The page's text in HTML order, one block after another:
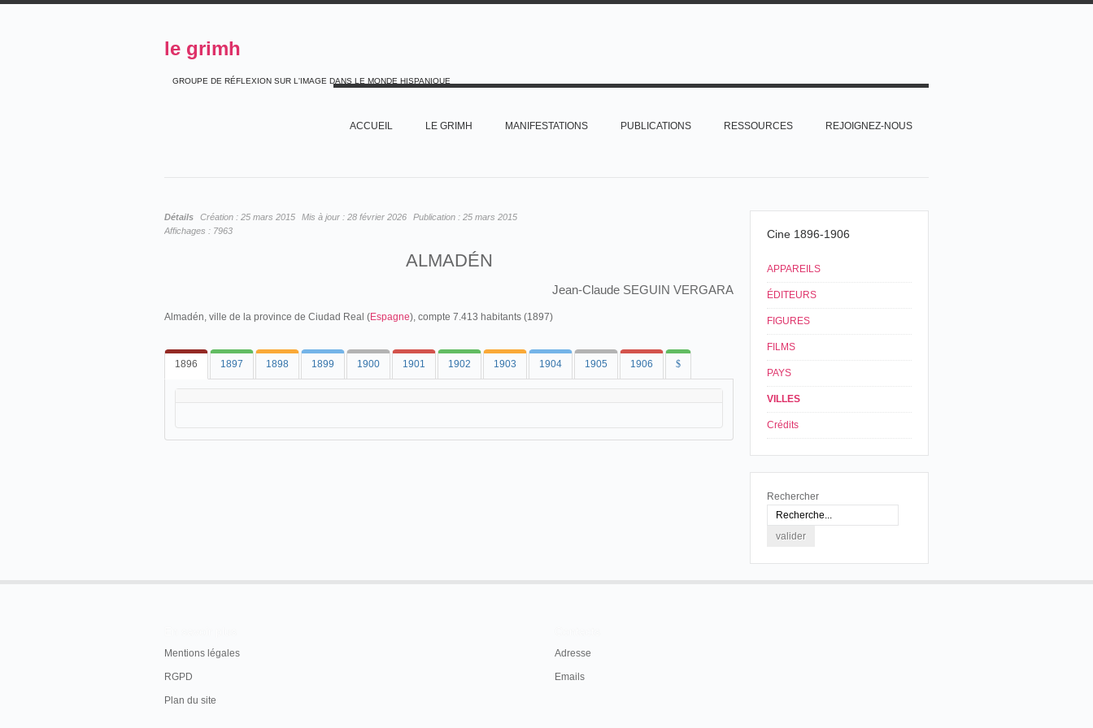
le grimh
GROUPE DE RÉFLEXION SUR L'IMAGE DANS LE MONDE HISPANIQUE
ACCUEIL LE GRIMH MANIFESTATIONS PUBLICATIONS RESSOURCES REJOIGNEZ-NOUS
Détails Création : 25 mars 2015 Mis à jour : 28 février 2026 Publication : 25 mars 2015
Affichages : 7963
ALMADÉN
Jean-Claude SEGUIN VERGARA
Almadén, ville de la province de Ciudad Real (Espagne), compte 7.413 habitants (1897)
1896 1897 1898 1899 1900 1901 1902 1903 1904 1905 1906 $
Cine 1896-1906
APPAREILS
ÉDITEURS
FIGURES
FILMS
PAYS
VILLES
Crédits
Rechercher
Mentions légales
RGPD
Plan du site
Adresse
Emails